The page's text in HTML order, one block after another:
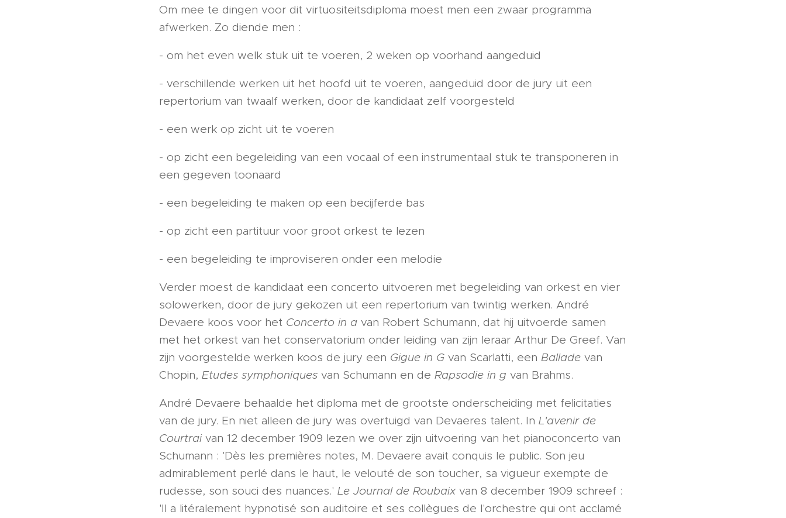
Om mee te dingen voor dit virtuositeitsdiploma moest men een zwaar programma
afwerken. Zo diende men :
- om het even welk stuk uit te voeren, 2 weken op voorhand aangeduid
- verschillende werken uit het hoofd uit te voeren, aangeduid door de jury uit een
repertorium van twaalf werken, door de kandidaat zelf voorgesteld
- een werk op zicht uit te voeren
- op zicht een begeleiding van een vocaal of een instrumentaal stuk te transponeren in
een gegeven toonaard
- een begeleiding te maken op een becijferde bas
- op zicht een partituur voor groot orkest te lezen
- een begeleiding te improviseren onder een melodie
Verder moest de kandidaat een concerto uitvoeren met begeleiding van orkest en vier
solowerken, door de jury gekozen uit een repertorium van twintig werken. André
Devaere koos voor het Concerto in a van Robert Schumann, dat hij uitvoerde samen
met het orkest van het conservatorium onder leiding van zijn leraar Arthur De Greef. Van
zijn voorgestelde werken koos de jury een Gigue in G van Scarlatti, een Ballade van
Chopin, Etudes symphoniques van Schumann en de Rapsodie in g van Brahms.
André Devaere behaalde het diploma met de grootste onderscheiding met felicitaties
van de jury. En niet alleen de jury was overtuigd van Devaeres talent. In L'avenir de
Courtraivan 12 december 1909 lezen we over zijn uitvoering van het pianoconcerto van
Schumann : 'Dès les premières notes, M. Devaere avait conquis le public. Son jeu
admirablement perlé dans le haut, le velouté de son toucher, sa vigueur exempte de
rudesse, son souci des nuances.' Le Journal de Roubaix van 8 december 1909 schreef :
'Il a litéralement hypnotisé son auditoire et ses collègues de l'orchestre qui ont acclamé